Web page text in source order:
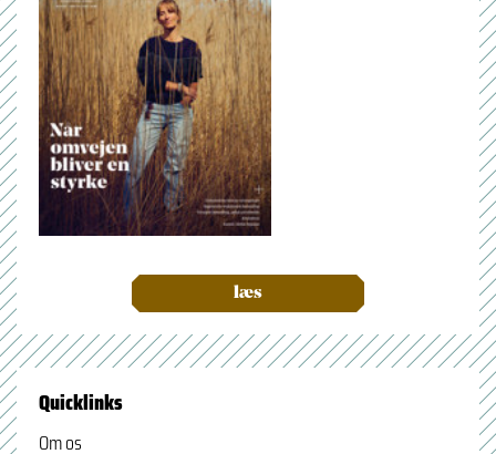
læs
Quicklinks
Om os